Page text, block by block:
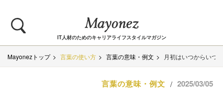
IT人材のためのキャリアライフスタイルマガジン
Mayonezトップ 言葉の使い方 言葉の意味・例文 月初はいつからいつ
言葉の意味・例文 / 2025/03/05